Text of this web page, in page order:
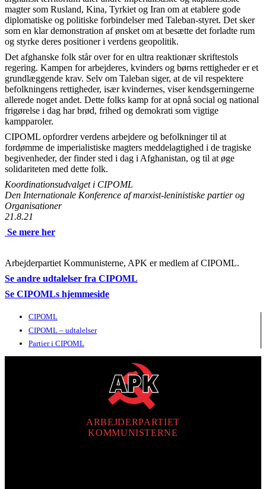
magter som Rusland, Kina, Tyrkiet og Iran om at etablere gode
diplomatiske og politiske forbindelser med Taleban-styret. Det sker
som en klar demonstration af ønsket om at besætte det forladte rum
og styrke deres positioner i verdens geopolitik.
Det afghanske folk står over for en ultra reaktionær skriftestols
regering. Kampen for arbejderes, kvinders og børns rettigheder er et
grundlæggende krav. Selv om Taleban siger, at de vil respektere
befolkningens rettigheder, især kvindernes, viser kendsgerningerne
allerede noget andet. Dette folks kamp for at opnå social og national
frigørelse i dag har brød, frihed og demokrati som vigtige
kampparoler.
CIPOML opfordrer verdens arbejdere og befolkninger til at
fordømme de imperialistiske magters meddelagtighed i de tragiske
begivenheder, der finder sted i dag i Afghanistan, og til at øge
solidariteten med dette folk.
Koordinationsudvalget i CIPOML
Den Internationale Konference af marxist-leninistiske partier og
Organisationer
21.8.21
Se mere her
Arbejderpartiet Kommunisterne, APK er medlem af CIPOML.
Se andre udtalelser fra CIPOML
Se CIPOMLs hjemmeside
CIPOML
CIPOML – udtalelser
Partier i CIPOML
ARBEJDERPARTIET
KOMMUNISTERNE